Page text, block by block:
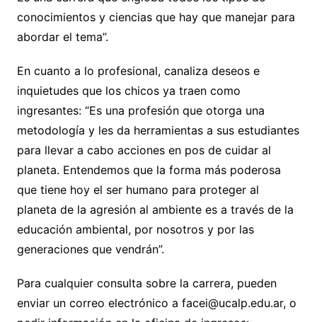
conocimientos y ciencias que hay que manejar para
abordar el tema”.
En cuanto a lo profesional, canaliza deseos e
inquietudes que los chicos ya traen como
ingresantes: “Es una profesión que otorga una
metodología y les da herramientas a sus estudiantes
para llevar a cabo acciones en pos de cuidar al
planeta. Entendemos que la forma más poderosa
que tiene hoy el ser humano para proteger al
planeta de la agresión al ambiente es a través de la
educación ambiental, por nosotros y por las
generaciones que vendrán”.
Para cualquier consulta sobre la carrera, pueden
enviar un correo electrónico a facei@ucalp.edu.ar, o